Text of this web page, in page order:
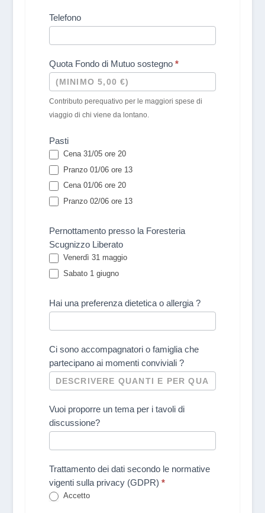
Telefono
Quota Fondo di Mutuo sostegno *
Contributo perequativo per le maggiori spese di
viaggio di chi viene da lontano.
Pasti
Cena 31/05 ore 20
Pranzo 01/06 ore 13
Cena 01/06 ore 20
Pranzo 02/06 ore 13
Pernottamento presso la Foresteria
Scugnizzo Liberato
Venerdì 31 maggio
Sabato 1 giugno
Hai una preferenza dietetica o allergia ?
Ci sono accompagnatori o famiglia che
partecipano ai momenti conviviali ?
Vuoi proporre un tema per i tavoli di
discussione?
Trattamento dei dati secondo le normative
vigenti sulla privacy (GDPR) *
Accetto